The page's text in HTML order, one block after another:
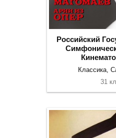
Российский
Классика,
31